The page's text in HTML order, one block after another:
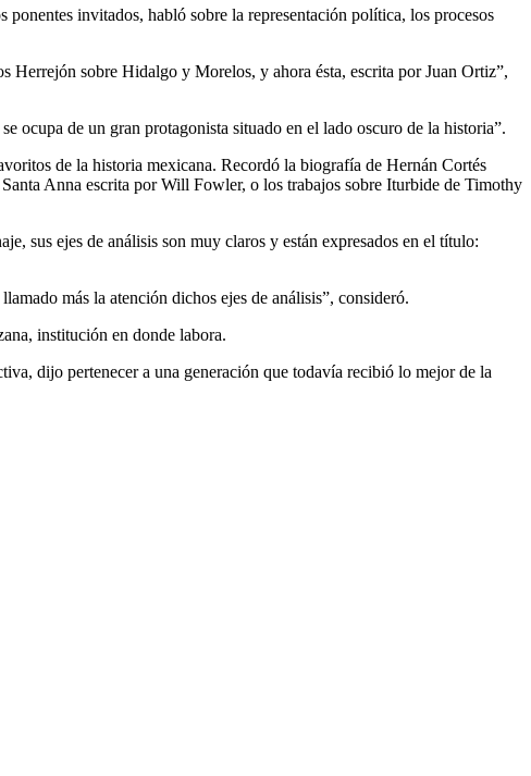
invitados, habló sobre la representación política, los procesos
Herrejón sobre Hidalgo y Morelos, y ahora ésta, escrita por Juan Ortiz”,
ocupa de un gran protagonista situado en el lado oscuro de la historia”.
de la historia mexicana. Recordó la biografía de Hernán Cortés
Anna escrita por Will Fowler, o los trabajos sobre Iturbide de Timothy
sus ejes de análisis son muy claros y están expresados en el título:
más la atención dichos ejes de análisis”, consideró.
institución en donde labora.
dijo pertenecer a una generación que todavía recibió lo mejor de la